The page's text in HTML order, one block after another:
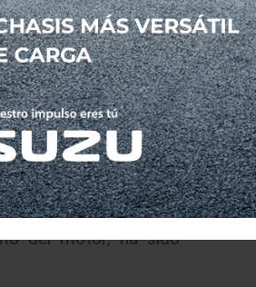
años y planea
eléctricos y un
exhibiendo en CES
de 2018, el concepto
avanzado tren motriz
de la marca hacia la
de carrocería
por los lados y
del motor, ha sido